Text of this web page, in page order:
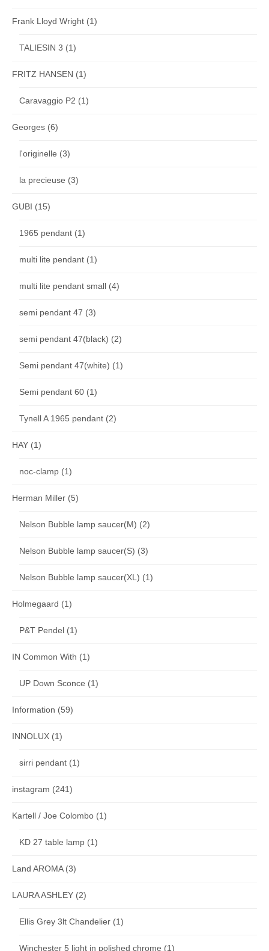
Frank Lloyd Wright (1)
TALIESIN 3 (1)
FRITZ HANSEN (1)
Caravaggio P2 (1)
Georges (6)
l'originelle (3)
la precieuse (3)
GUBI (15)
1965 pendant (1)
multi lite pendant (1)
multi lite pendant small (4)
semi pendant 47 (3)
semi pendant 47(black) (2)
Semi pendant 47(white) (1)
Semi pendant 60 (1)
Tynell A 1965 pendant (2)
HAY (1)
noc-clamp (1)
Herman Miller (5)
Nelson Bubble lamp saucer(M) (2)
Nelson Bubble lamp saucer(S) (3)
Nelson Bubble lamp saucer(XL) (1)
Holmegaard (1)
P&T Pendel (1)
IN Common With (1)
UP Down Sconce (1)
Information (59)
INNOLUX (1)
sirri pendant (1)
instagram (241)
Kartell / Joe Colombo (1)
KD 27 table lamp (1)
Land AROMA(3)
LAURA ASHLEY (2)
Ellis Grey 3lt Chandelier (1)
Winchester 5 light in polished chrome (1)